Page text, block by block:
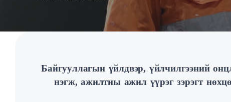
Байгууллагын үйлдвэр, үйлчилгээний
нэгж, ажилтны ажил үүрэг зэрэгт